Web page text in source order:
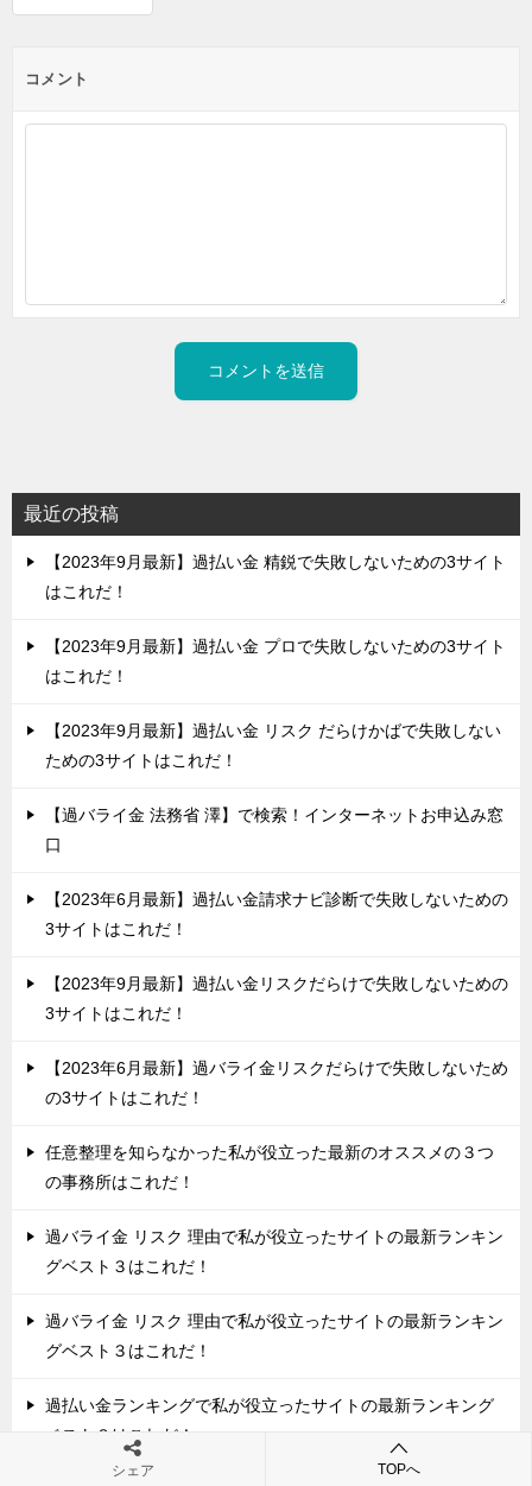
コメント
最近の投稿
【2023年9月最新】過払い金 精鋭で失敗しないための3サイト
はこれだ！
【2023年9月最新】過払い金 プロで失敗しないための3サイト
はこれだ！
【2023年9月最新】過払い金 リスク だらけかばで失敗しない
ための3サイトはこれだ！
【過バライ金 法務省 澤】で検索！インターネットお申込み窓
口
【2023年6月最新】過払い金請求ナビ診断で失敗しないための
3サイトはこれだ！
【2023年9月最新】過払い金リスクだらけで失敗しないための
3サイトはこれだ！
【2023年6月最新】過バライ金リスクだらけで失敗しないため
の3サイトはこれだ！
任意整理を知らなかった私が役立った最新のオススメの３つ
の事務所はこれだ！
過バライ金 リスク 理由で私が役立ったサイトの最新ランキン
グベスト３はこれだ！
過バライ金 リスク 理由で私が役立ったサイトの最新ランキン
グベスト３はこれだ！
過払い金ランキングで私が役立ったサイトの最新ランキング
ベスト３はこれだ！
シェア TOPへ